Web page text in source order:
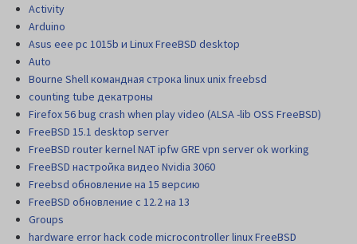
Activity
Arduino
Asus eee pc 1015b и Linux FreeBSD desktop
Auto
Bourne Shell командная строка linux unix freebsd
counting tube декатроны
Firefox 56 bug crash when play video (ALSA -lib OSS FreeBSD)
FreeBSD 15.1 desktop server
FreeBSD router kernel NAT ipfw GRE vpn server ok working
FreeBSD настройка видео Nvidia 3060
Freebsd обновление на 15 версию
FreeBSD обновление с 12.2 на 13
Groups
hardware error hack code microcontroller linux FreeBSD